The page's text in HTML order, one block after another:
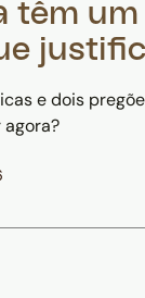
têm um
e dois
agora?